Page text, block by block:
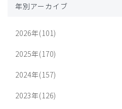
年別アーカイブ
2026年(101)
2025年(170)
2024年(157)
2023年(126)